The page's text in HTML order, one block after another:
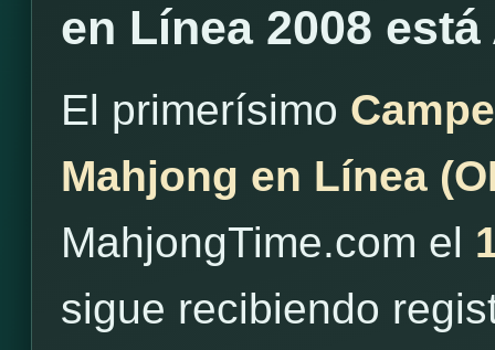
en Línea 2008
El primerísimo
Mahjong en Línea
MahjongTime.com el
sigue recibiendo